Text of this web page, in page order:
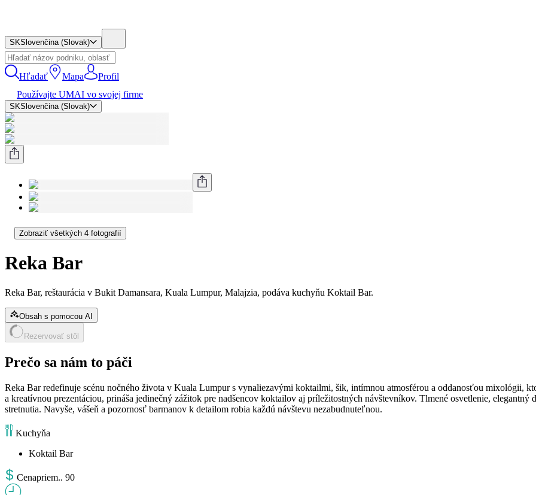
SKSlovenčina (Slovak)
Hľadať Mapa
Profil
Používajte UMAI vo svojej firme
SKSlovenčina (Slovak)
Zobraziť všetkých 4 fotografií
Reka Bar
Reka Bar, reštaurácia v Bukit Damansara, Kuala Lumpur, Malajzia, podáva kuchyňu Koktail Bar.
Obsah s pomocou AI
Rezervovať stôl
Prečo sa nám to páči
Reka Bar redefinuje scénu nočného života v Kuala Lumpur s vynaliezavými koktailmi, šik, intímnou atmosférou a oddanosťou mixológii,
a kreatívnou prezentáciou, prináša jedinečný zážitok pre nadšencov koktailov aj príležitostných návštevníkov. Tlmené osvetlenie, elegantný
stretnutia. Navyše, vášeň a pozornosť barmanov k detailom robia každú návštevu nezabudnuteľnou.
Kuchyňa
Koktail Bar
Cenapriem.. 90